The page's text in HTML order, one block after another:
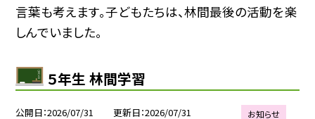
言葉も考えます。子どもたちは、林間最後の活動を楽
しんでいました。
５年生 林間学習
公開日 2026/07/31 更新日 2026/07/31 お知らせ